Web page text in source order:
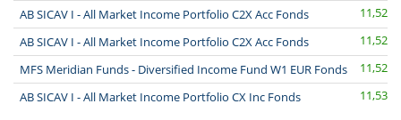
AB SICAV I - All Market Income Portfolio C2X Acc Fonds
11,52
AB SICAV I - All Market Income Portfolio C2X Acc Fonds
11,52
MFS Meridian Funds - Diversified Income Fund W1 EUR Fonds
11,52
AB SICAV I - All Market Income Portfolio CX Inc Fonds
11,53